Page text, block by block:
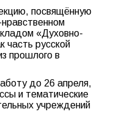
посвящённую
«Духовно-
часть русской
прошлого в
до 26 апреля,
и тематические
учреждений